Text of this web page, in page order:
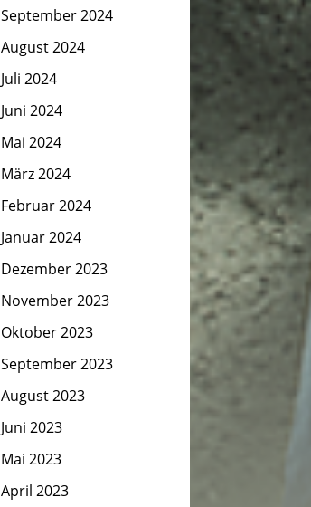
September 2024
August 2024
Juli 2024
Juni 2024
Mai 2024
März 2024
Februar 2024
Januar 2024
Dezember 2023
November 2023
Oktober 2023
September 2023
August 2023
Juni 2023
Mai 2023
April 2023